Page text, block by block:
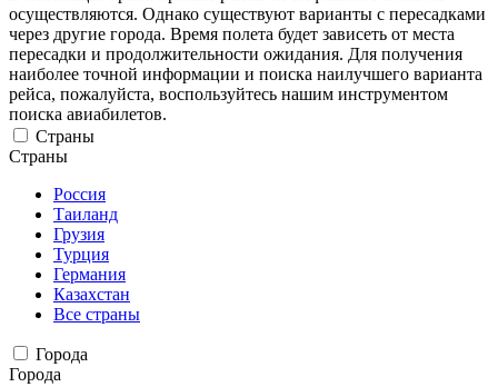
осуществляются. Однако существуют варианты с пересадками
через другие города. Время полета будет зависеть от места
пересадки и продолжительности ожидания. Для получения
наиболее точной информации и поиска наилучшего варианта
рейса, пожалуйста, воспользуйтесь нашим инструментом
поиска авиабилетов.
Страны
Страны
Россия
Таиланд
Грузия
Турция
Германия
Казахстан
Все страны
Города
Города